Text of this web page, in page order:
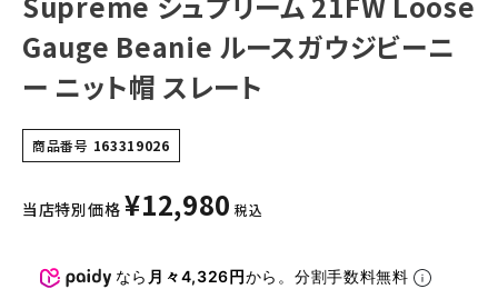
ジャケット・アウター
キャップ・ハット
バックパック・リュック
その他バッグ類
パンツ・ショーツ
Gauge Beanie ルースガウジビーニ
ー ニット帽 スレート
商品番号 163319026
当店特別価格 ¥12,980 税込
なら 月々4,326円から。分割手数料無料